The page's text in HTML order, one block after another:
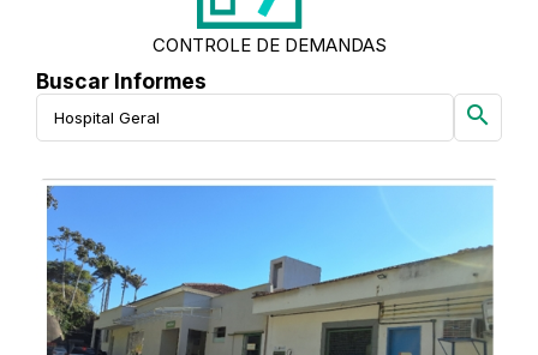
CONTROLE DE DEMANDAS
Buscar Informes
search